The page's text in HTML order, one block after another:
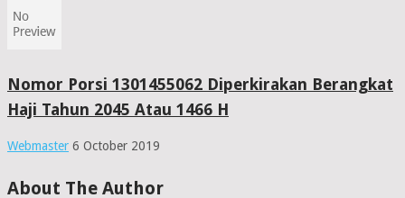
Nomor Porsi 1301455062 Diperkirakan Berangkat
Haji Tahun 2045 Atau 1466 H
Webmaster 6 October 2019
About The Author